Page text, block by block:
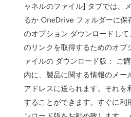
ャネルのファイル] タブでは、
るか OneDrive フォルダーに保
のオプション ダウンロードし
のリンクを取得するためのオプ
ァイルの ダウンロード版： ご
内に、製品に関する情報のメー
アドレスに送られます。それを
することができます。すぐに利